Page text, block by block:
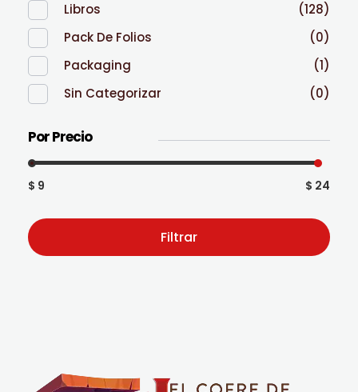
Libros
(128)
Pack De Folios
(0)
Packaging
(1)
Sin Categorizar
(0)
Por Precio
$ 9 $ 24
Filtrar